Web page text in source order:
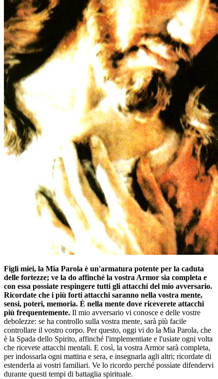
Figli miei, la Mia Parola è un'armatura potente per la caduta
delle fortezze; ve la do affinché la vostra Armor sia completa e
con essa possiate respingere tutti gli attacchi del mio avversario.
Ricordate che i più forti attacchi saranno nella vostra mente,
sensi, poteri, memoria. È nella mente dove riceverete attacchi
più frequentemente. Il mio avversario vi conosce e delle vostre
debolezze: se ha controllo sulla vostra mente, sarà più facile
controllare il vostro corpo. Per questo, oggi vi do la Mia Parola, che
è la Spada dello Spirito, affinché l'implementiate e l'usiate ogni volta
che ricevete attacchi mentali. E così, la vostra Armor sarà completa,
per indossarla ogni mattina e sera, e insegnarla agli altri; ricordate di
estenderla ai vostri familiari. Ve lo ricordo perché possiate difendervi
durante questi tempi di battaglia spirituale.